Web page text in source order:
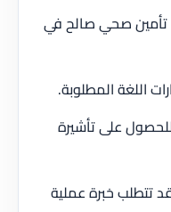
تأمين صحي صالح في
اللغة المطلوبة.
على تأشيرة
تتطلب خبرة عملية